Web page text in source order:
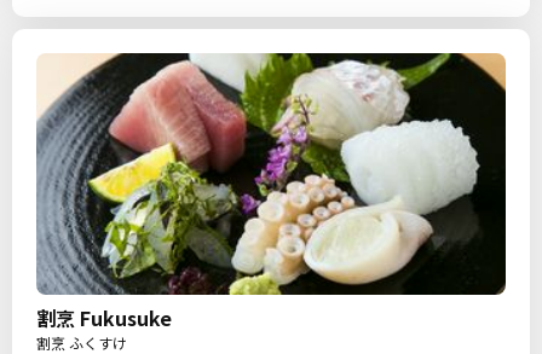
割烹 Fukusuke
割烹 ふくすけ